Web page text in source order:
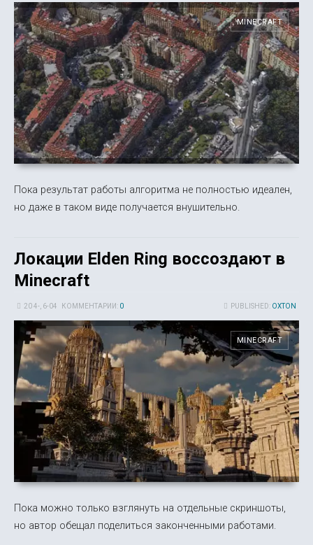
MINECRAFT
Пока результат работы алгоритма не полностью идеален,
но даже в таком виде получается внушительно.
Локации Elden Ring воссоздают в
Minecraft
PUBLISHED: OXTON
20 4-, 6-04 КОММЕНТАРИИ: 0
MINECRAFT
Пока можно только взглянуть на отдельные скриншоты,
но автор обещал поделиться законченными работами.